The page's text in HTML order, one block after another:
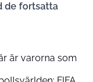
de fortsatta
är varorna som